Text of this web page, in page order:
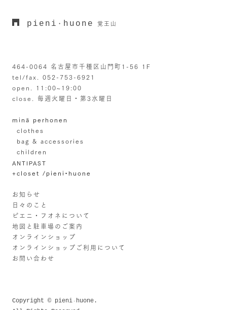
pieni ・ huone 覚王山
464-0064 名古屋市千種区山門町1-56 1F
tel/fax. 052-753-6921
open. 11:00~19:00
close. 毎週火曜日・第3水曜日
minä perhonen
clothes
bag & accessories
children
ANTIPAST
+closet /pieni•huone
お知らせ
日々のこと
ピエニ・フオネについて
地図と駐車場のご案内
オンラインショップ
オンラインショップご利用について
お問い合わせ
Copyright © pieni ・
huone.